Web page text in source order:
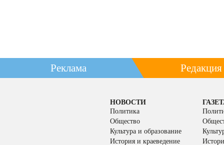
Реклама Редакция
НОВОСТИ
Политика
Общество
Культура и образование
История и краеведение